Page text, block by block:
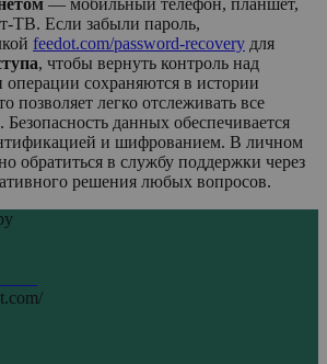
— мобильный телефон, планшет,
ТВ. Если забыли пароль,
feedot.com/password-recovery для
, чтобы вернуть контроль над
сохраняются в истории
позволяет легко отслеживать все
данных обеспечивается
и шифрованием. В личном
обратиться в службу поддержки через
решения любых вопросов.